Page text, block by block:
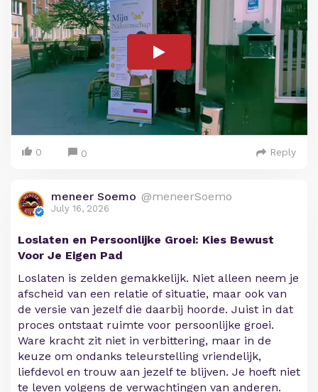
0 0 Reply
meneer Soemo @meneerSoemo
July 16, 2026
Loslaten en Persoonlijke Groei: Kies Bewust
Voor Je Eigen Pad
Loslaten is zelden gemakkelijk. Niet alleen neem je
afscheid van een relatie of situatie, maar ook van
de versie van jezelf die daarbij hoorde. Juist in dat
proces ontstaat ruimte voor persoonlijke groei.
Ware kracht zit niet in verbittering, maar in de
keuze om ondanks teleurstelling vriendelijk,
liefdevol en trouw aan jezelf te blijven. Je hoeft niet
te leven volgens de verwachtingen van anderen.